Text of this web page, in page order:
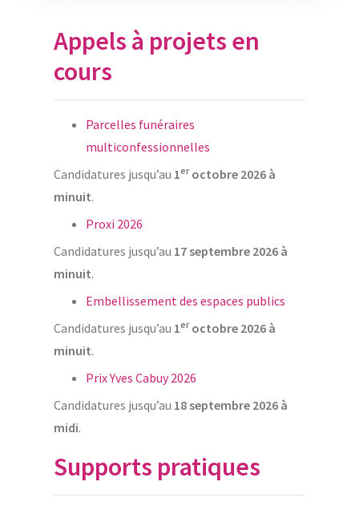
Appels à projets en
cours
Parcelles funéraires
multiconfessionnelles
Candidatures jusqu’au 1eroctobre 2026 à
minuit.
Proxi 2026
Candidatures jusqu’au 17 septembre 2026 à
minuit.
Embellissement des espaces publics
Candidatures jusqu’au 1eroctobre 2026 à
minuit.
Prix Yves Cabuy 2026
Candidatures jusqu’au 18 septembre 2026 à
midi.
Supports pratiques